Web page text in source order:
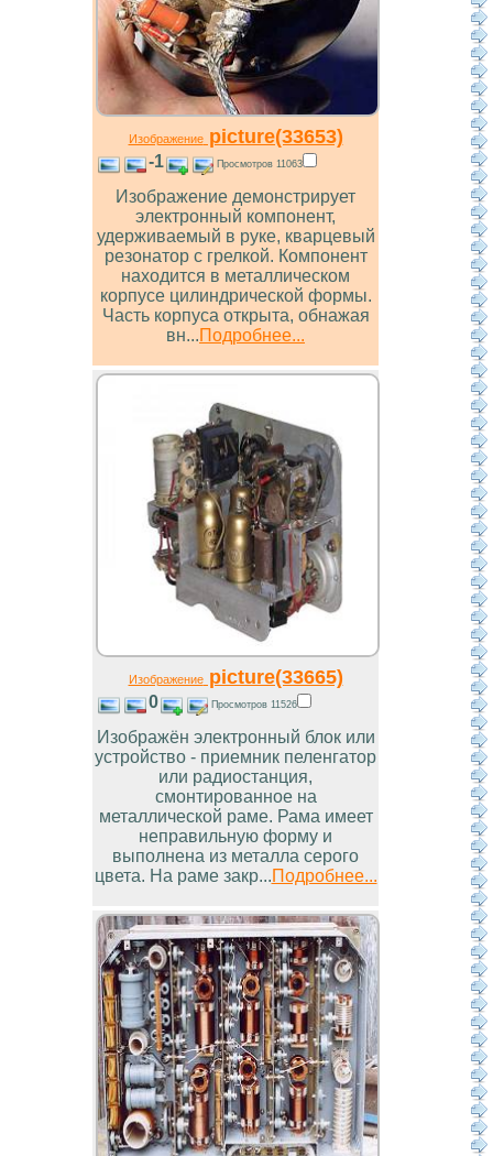
Изображениеpicture(33653)
-1 Просмотров 11063
Изображение демонстрирует
электронный компонент,
удерживаемый в руке, кварцевый
резонатор с грелкой. Компонент
находится в металлическом
корпусе цилиндрической формы.
Часть корпуса открыта, обнажая
вн...Подробнее...
Изображениеpicture(33665)
0 Просмотров 11526
Изображён электронный блок или
устройство - приемник пеленгатор
или радиостанция,
смонтированное на
металлической раме. Рама имеет
неправильную форму и
выполнена из металла серого
цвета. На раме закр...Подробнее...